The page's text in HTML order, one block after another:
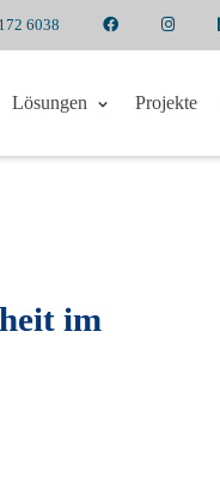
6038
Lösungen Projekte
im